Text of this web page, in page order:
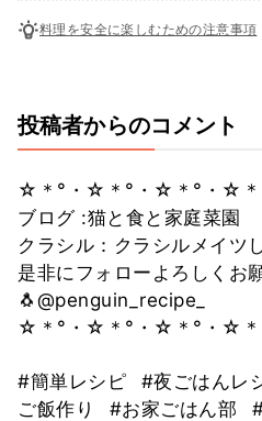
料理を安全に楽しむための注意事項
投稿者からのコメント
☆＊°・☆＊°・☆＊°・☆＊
ブログ :猫と食と家庭菜園
クラシル：クラシルメイツ
是非にフォローよろしくお
🐧@penguin_recipe_
☆＊°・☆＊°・☆＊°・☆＊
#簡単レシピ #夜ごはんレ
ご飯作り
#お家ごはん部